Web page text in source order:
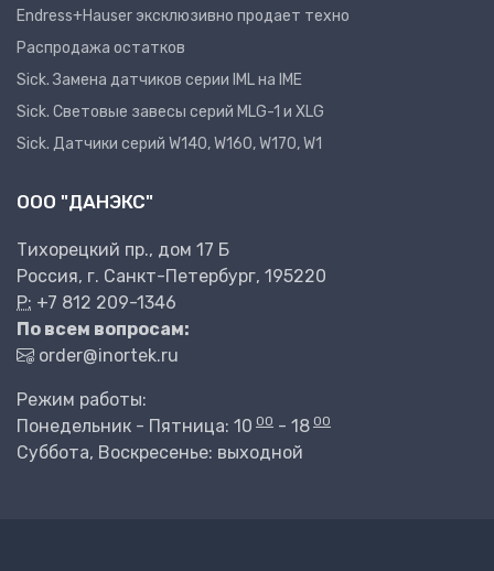
Endress+Hauser эксклюзивно продает техно
Распродажа остатков
Sick. Замена датчиков серии IML на IME
Sick. Световые завесы серий MLG-1 и XLG
Sick. Датчики серий W140, W160, W170, W1
ООО "ДАНЭКС"
Тихорецкий пр., дом 17 Б
Россия, г. Санкт-Петербург, 195220
P: +7 812 209-1346
По всем вопросам:
order@inortek.ru
Режим работы:
Понедельник - Пятница: 10 00 - 18 00
Суббота, Воскресенье: выходной